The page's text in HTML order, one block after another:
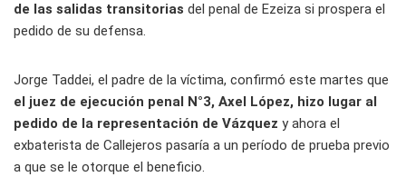
de las salidas transitorias del penal de Ezeiza si prospera el
pedido de su defensa.
Jorge Taddei, el padre de la víctima, confirmó este martes que
el juez de ejecución penal N°3, Axel López, hizo lugar al
pedido de la representación de Vázquez y ahora el
exbaterista de Callejeros pasaría a un período de prueba previo
a que se le otorque el beneficio.